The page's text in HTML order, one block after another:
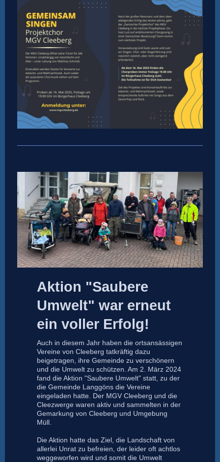
Aktion "Saubere
Umwelt" war erneut
ein voller Erfolg!
Auch in diesem Jahr haben die ortsansässigen
Vereine von Cleeberg tatkräftig dazu
beigetragen, ihre Gemeinde zu verschönern
und die Umwelt zu schützen. Am 2. März 2024
fand die Aktion "Saubere Umwelt" statt, zu der
die Gemeinde Langgöns die Vereine
eingeladen hatte. Der MGV Cleeberg und die
Cleezwerge waren aktiv und sammelten in der
Gemarkung von Cleeberg und Umgebung
Müll.
Die Aktion hatte das Ziel, die Landschaft von
allerlei Unrat zu befreien, der leider oft achtlos
weggeworfen wird und somit die Umwelt